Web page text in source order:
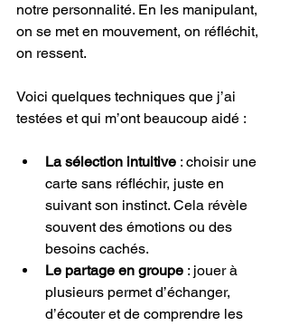
notre personnalité. En les manipulant,
on se met en mouvement, on réfléchit,
on ressent.
Voici quelques techniques que j’ai
testées et qui m’ont beaucoup aidé :
La sélection intuitive : choisir une
carte sans réfléchir, juste en
suivant son instinct. Cela révèle
souvent des émotions ou des
besoins cachés.
Le partage en groupe : jouer à
plusieurs permet d’échanger,
d’écouter et de comprendre les